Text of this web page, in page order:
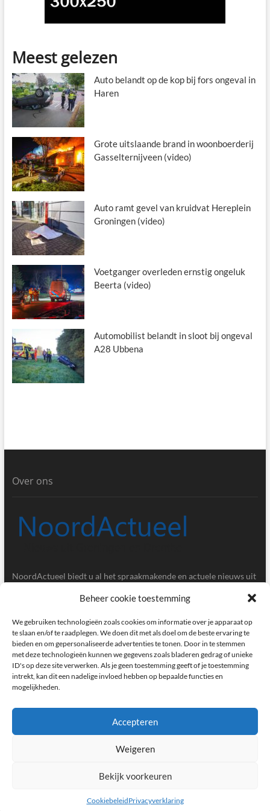
Beheer cookie toestemming
We gebruiken technologieën zoals cookies om informatie over je apparaat op
te slaan en/of te raadplegen. We doen dit met als doel om de beste ervaring te
bieden en om gepersonaliseerde advertenties te tonen. Door in te stemmen
met deze technologieën kunnen we gegevens zoals bladeren gedrag of unieke
ID's op deze site verwerken. Als je geen toestemming geeft of je toestemming
intrekt, kan dit een nadelige invloed hebben op bepaalde functies en
mogelijkheden.
Accepteren
Weigeren
Bekijk voorkeuren
CookiebeleidPrivacyverklaring
Meest gelezen
Auto belandt op de kop bij fors ongeval in
Haren
Grote uitslaande brand in woonboerderij
Gasselternijveen (video)
Auto ramt gevel van kruidvat Hereplein
Groningen (video)
Voetganger overleden ernstig ongeluk
Beerta (video)
Automobilist belandt in sloot bij ongeval
A28 Ubbena
Over ons
NoordActueel biedt u al het spraakmakende en actuele nieuws uit
Gegevens
Postbus 5020, 9700GA, Groningen
redactie@noordactueel.nl
| WordPress | © Copyright All right reserved